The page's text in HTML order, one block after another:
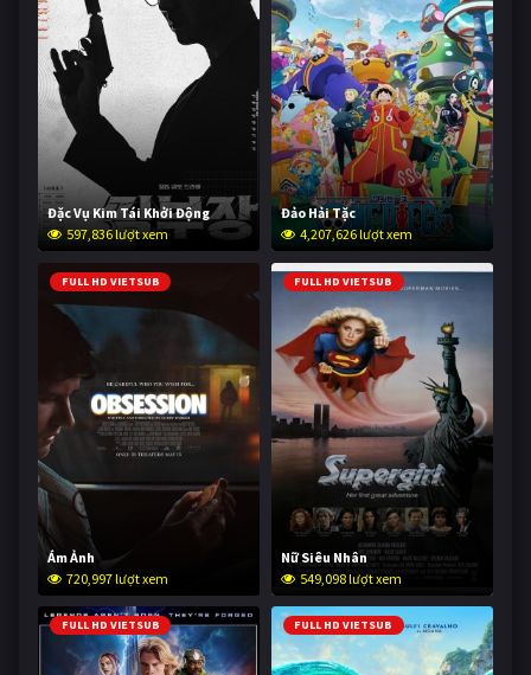
Đặc Vụ Kim Tái Khởi Động
597,836 lượt xem
Đảo Hải Tặc
4,207,626 lượt xem
FULL HD VIETSUB
Ám Ảnh
720,997 lượt xem
FULL HD VIETSUB
Nữ Siêu Nhân
549,098 lượt xem
FULL HD VIETSUB FULL HD VIETSUB